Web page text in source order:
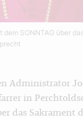
SONNTAG über
Administrator
in
das Sakrament